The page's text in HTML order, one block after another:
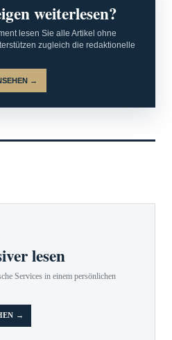
weiterlesen?
lesen Sie alle Artikel ohne
zugleich die redaktionelle
→
lesen
Services in einem persönlichen
→